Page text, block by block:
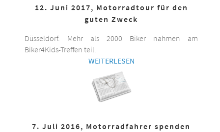
12. Juni 2017, Motorradtour für den
guten Zweck
Düsseldorf. Mehr als 2000 Biker nahmen am
Biker4Kids-Treffen teil.
WEITERLESEN
7. Juli 2016, Motorradfahrer spenden